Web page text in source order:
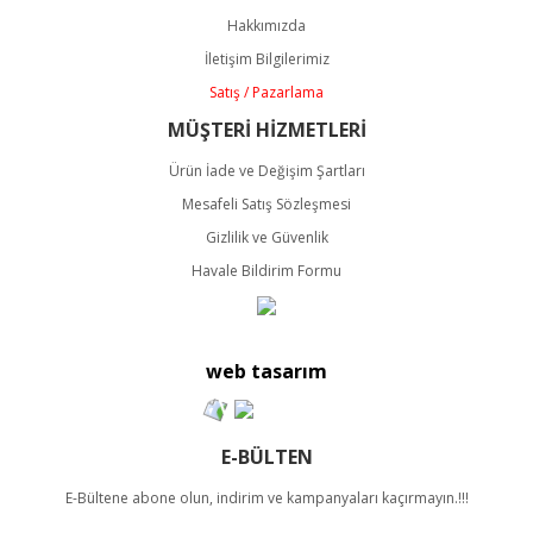
Ürün açıklamasında eksik bilgiler bulunuyor.
Ürün bilgilerinde hatalar bulunuyor.
Ürün fiyatı diğer sitelerden daha pahalı.
Bu ürüne benzer farklı alternatifler olmalı.
Gönder
Hakkımızda
İletişim Bilgilerimiz
Satış / Pazarlama
MÜŞTERİ HİZMETLERİ
Ürün İade ve Değişim Şartları
Mesafeli Satış Sözleşmesi
Gizlilik ve Güvenlik
Havale Bildirim Formu
web tasarım
E-BÜLTEN
E-Bültene abone olun, indirim ve kampanyaları kaçırmayın.!!!